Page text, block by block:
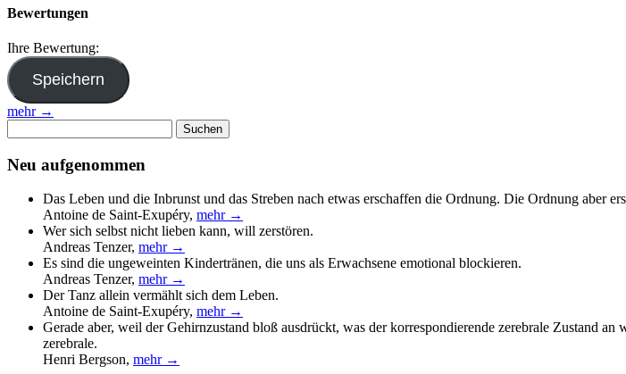
Bewertungen
Ihre Bewertung:
mehr →
nach:
Neu aufgenommen
Das Leben und die Inbrunst und das Streben nach etwas erschaffen die Ordnung. Die Ordnung aber
Antoine de Saint-Exupéry, mehr →
Wer sich selbst nicht lieben kann, will zerstören.
Andreas Tenzer, mehr →
Es sind die ungeweinten Kindertränen, die uns als Erwachsene emotional blockieren.
Andreas Tenzer, mehr →
Der Tanz allein vermählt sich dem Leben.
Antoine de Saint-Exupéry, mehr →
Gerade aber, weil der Gehirnzustand bloß ausdrückt, was der korrespondierende zerebrale Zustand
zerebrale.
Henri Bergson, mehr →